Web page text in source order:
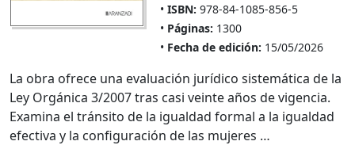
ISBN: 978-84-1085-856-5
Páginas: 1300
Fecha de edición: 15/05/2026
La obra ofrece una evaluación jurídico sistemática de la
Ley Orgánica 3/2007 tras casi veinte años de vigencia.
Examina el tránsito de la igualdad formal a la igualdad
efectiva y la configuración de las mujeres …